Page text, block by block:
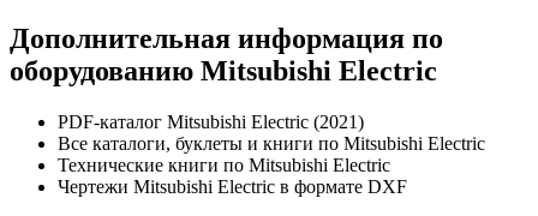
Дополнительная информация по
оборудованию Mitsubishi Electric
PDF-каталог Mitsubishi Electric (2021)
Все каталоги, буклеты и книги по Mitsubishi Electric
Технические книги по Mitsubishi Electric
Чертежи Mitsubishi Electric в формате DXF